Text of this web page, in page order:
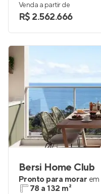
Venda a partir de
R$ 2.562.666
Bersi Home Club
Pronto para morar em
78 a 132 m²